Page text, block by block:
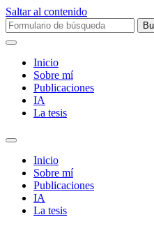
Saltar al contenido
Buscar:
Inicio
Sobre mí­
Publicaciones
IA
La tesis
Alternar
campo
búsqueda
Inicio
Sobre mí­
Publicaciones
IA
La tesis